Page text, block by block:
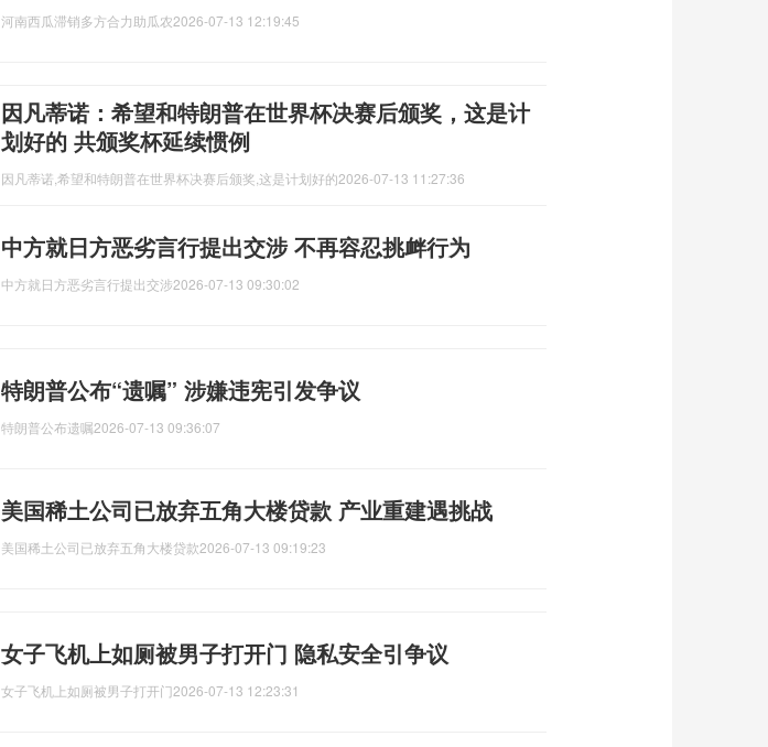
河南西瓜滞销多方合力助瓜农2026-07-13 12:19:45
因凡蒂诺：希望和特朗普在世界杯决赛后颁奖，这是计
划好的 共颁奖杯延续惯例
因凡蒂诺,希望和特朗普在世界杯决赛后颁奖,这是计划好的2026-07-13 11:27:36
中方就日方恶劣言行提出交涉 不再容忍挑衅行为
中方就日方恶劣言行提出交涉2026-07-13 09:30:02
特朗普公布“遗嘱” 涉嫌违宪引发争议
特朗普公布遗嘱2026-07-13 09:36:07
美国稀土公司已放弃五角大楼贷款 产业重建遇挑战
美国稀土公司已放弃五角大楼贷款2026-07-13 09:19:23
女子飞机上如厕被男子打开门 隐私安全引争议
女子飞机上如厕被男子打开门2026-07-13 12:23:31